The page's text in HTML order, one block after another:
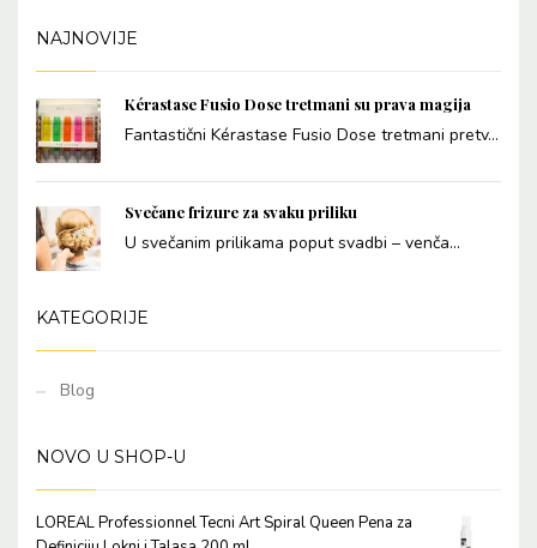
NAJNOVIJE
Kérastase Fusio Dose tretmani su prava magija
Fantastični Kérastase Fusio Dose tretmani pretv...
Svečane frizure za svaku priliku
U svečanim prilikama poput svadbi – venča...
KATEGORIJE
Blog
NOVO U SHOP-U
LOREAL Professionnel Tecni Art Spiral Queen Pena za